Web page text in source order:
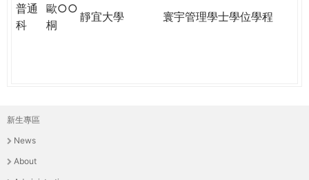
普通
科
歐○○
桐
靜宜大學 寰宇管理學士學位學程
主
選
新生專區
News
About